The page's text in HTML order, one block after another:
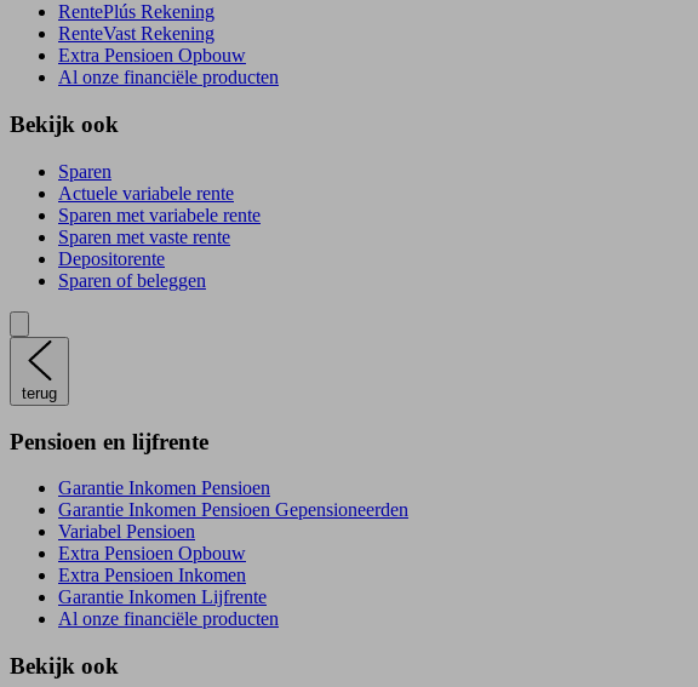
RentePlús Rekening
RenteVast Rekening
Extra Pensioen Opbouw
Al onze financiële producten
Bekijk ook
Sparen
Actuele variabele rente
Sparen met variabele rente
Sparen met vaste rente
Depositorente
Sparen of beleggen
terug
Pensioen en lijfrente
Garantie Inkomen Pensioen
Garantie Inkomen Pensioen Gepensioneerden
Variabel Pensioen
Extra Pensioen Opbouw
Extra Pensioen Inkomen
Garantie Inkomen Lijfrente
Al onze financiële producten
Bekijk ook